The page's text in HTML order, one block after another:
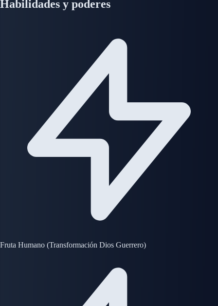
Habilidades y poderes
Fruta Humano (Transformación Dios Guerrero)